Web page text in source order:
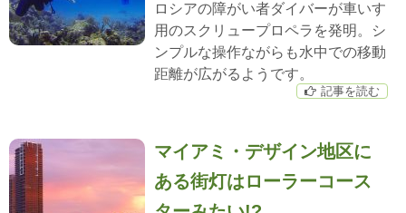
ロシアの障がい者ダイバーが車いす
用のスクリュープロペラを発明。シ
ンプルな操作ながらも水中での移動
距離が広がるようです。
記事を読む
マイアミ・デザイン地区に
ある街灯はローラーコース